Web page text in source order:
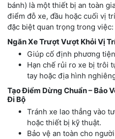
bánh) là một thiết bị an toàn
điểm đỗ xe, đầu hoặc cuối vị
đặc biệt quan trọng trong việc:
Ngăn Xe Trượt Vượt Khỏi Vị
Giúp cố định phương
Hạn chế rủi ro xe bị trôi
tay hoặc địa hình
Tạo Điểm Dừng Chuẩn – Bảo
Đi Bộ
Tránh xe lao thẳng vào
hoặc thiết bị kỹ thuật.
Bảo vệ an toàn cho